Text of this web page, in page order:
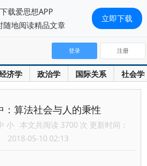
济学 政治学 国际关系 社会学
登录 注册
：算法社会与人的秉性
小 本文共阅读 3700 次 更新时间：
2018-05-10 02:13
下载爱思想APP
随地阅读精品文章
立即下载